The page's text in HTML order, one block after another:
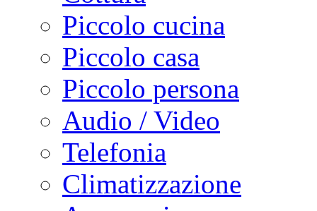
Piccolo cucina
Piccolo casa
Piccolo persona
Audio / Video
Telefonia
Climatizzazione